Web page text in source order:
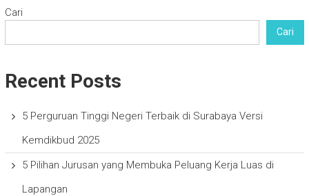
Cari
Cari
Recent Posts
5 Perguruan Tinggi Negeri Terbaik di Surabaya Versi
Kemdikbud 2025
5 Pilihan Jurusan yang Membuka Peluang Kerja Luas di
Lapangan